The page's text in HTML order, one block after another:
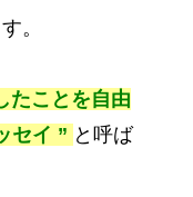
。
たことを自由
セイ ” と呼ば